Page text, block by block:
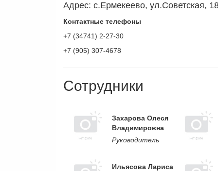
Адрес: с.Ермекеево, ул.Советская,
Контактные телефоны
+7 (34741) 2-27-30
+7 (905) 307-4678
Сотрудники
Захарова Олеся
Владимировна
Руководитель
Ильясова Лариса